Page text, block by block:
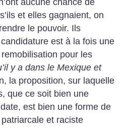
aucune chance de
et elles gagnaient, on
le pouvoir. Ils
est à la fois une
pour les
y a dans le Mexique et
la proposition, sur laquelle
que ce soit bien une
est bien une forme de
et raciste